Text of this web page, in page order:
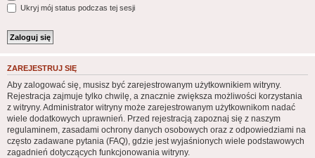
Ukryj mój status podczas tej sesji
ZAREJESTRUJ SIĘ
Aby zalogować się, musisz być zarejestrowanym użytkownikiem witryny.
Rejestracja zajmuje tylko chwilę, a znacznie zwiększa możliwości korzystania
z witryny. Administrator witryny może zarejestrowanym użytkownikom nadać
wiele dodatkowych uprawnień. Przed rejestracją zapoznaj się z naszym
regulaminem, zasadami ochrony danych osobowych oraz z odpowiedziami na
często zadawane pytania (FAQ), gdzie jest wyjaśnionych wiele podstawowych
zagadnień dotyczących funkcjonowania witryny.